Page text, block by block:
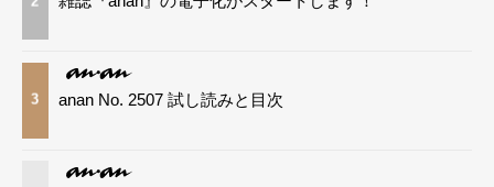
3 anan No. 2507 試し読みと目次